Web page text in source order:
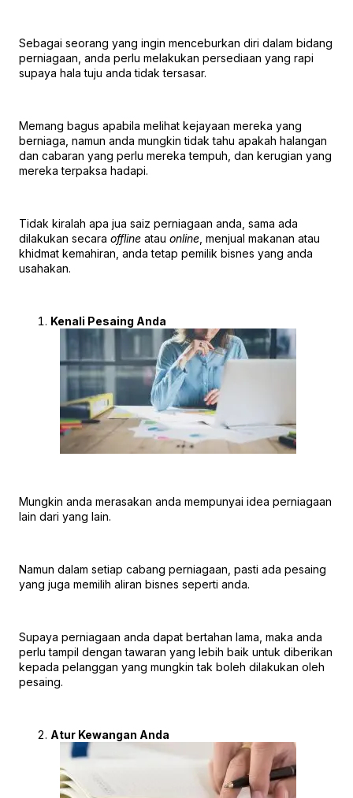
Sebagai seorang yang ingin menceburkan diri dalam bidang
perniagaan, anda perlu melakukan persediaan yang rapi
supaya hala tuju anda tidak tersasar.
Memang bagus apabila melihat kejayaan mereka yang
berniaga, namun anda mungkin tidak tahu apakah halangan
dan cabaran yang perlu mereka tempuh, dan kerugian yang
mereka terpaksa hadapi.
Tidak kiralah apa jua saiz perniagaan anda, sama ada
dilakukan secara offline atau online , menjual makanan atau
khidmat kemahiran, anda tetap pemilik bisnes yang anda
usahakan.
Kenali Pesaing Anda
Mungkin anda merasakan anda mempunyai idea perniagaan
lain dari yang lain.
Namun dalam setiap cabang perniagaan, pasti ada pesaing
yang juga memilih aliran bisnes seperti anda.
Supaya perniagaan anda dapat bertahan lama, maka anda
perlu tampil dengan tawaran yang lebih baik untuk diberikan
kepada pelanggan yang mungkin tak boleh dilakukan oleh
pesaing.
Atur Kewangan Anda